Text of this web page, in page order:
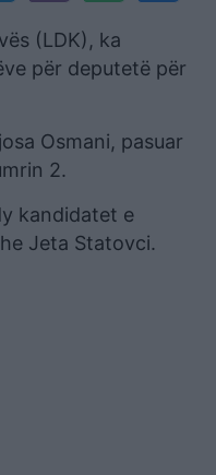
(LDK), ka
për deputetë për
Osmani, pasuar
2.
kandidatet e
Jeta Statovci.